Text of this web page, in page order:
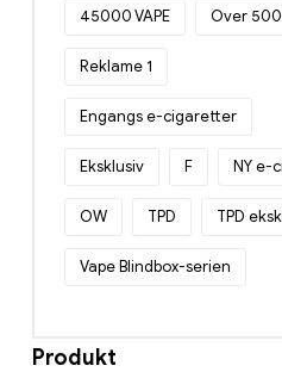
45000 VAPE Over 500
Reklame 1
Engangs e-cigaretter
Eksklusiv F NY e-
OW TPD TPD
Vape Blindbox-serien
Produkt